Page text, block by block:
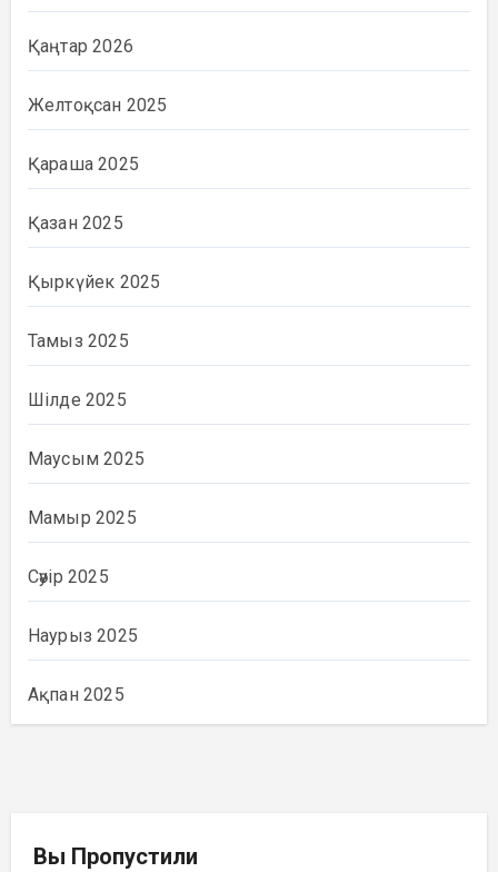
Қаңтар 2026
Желтоқсан 2025
Қараша 2025
Қазан 2025
Қыркүйек 2025
Тамыз 2025
Шілде 2025
Маусым 2025
Мамыр 2025
Сәуір 2025
Наурыз 2025
Ақпан 2025
Вы Пропустили